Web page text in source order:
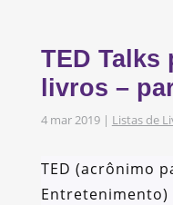
TED Talks
livros –
4 mar 2019| Listas de
TED (acrônimo
Entretenimento)